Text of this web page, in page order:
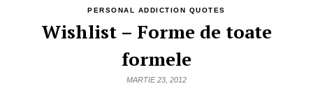
PERSONAL ADDICTION QUOTES
Wishlist – Forme de toate
formele
MARTIE 23, 2012